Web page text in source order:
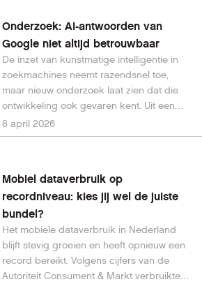
Onderzoek: AI-antwoorden van
Google niet altijd betrouwbaar
De inzet van kunstmatige intelligentie in
zoekmachines neemt razendsnel toe,
maar nieuw onderzoek laat zien dat die
ontwikkeling ook gevaren kent. Uit een
analyse van AI-bedrijf Oumi blijkt dat
ongeveer 10 procent van de automatische
relatief klein percentage, maar gezien de
enorme schaal waarop zoekmachines
worden gebruikt, gaat het om een
aanzienlijk aantal fouten.
8 april 2026
Mobiel dataverbruik op
recordniveau: kies jij wel de juiste
bundel?
Het mobiele dataverbruik in Nederland
blijft stevig groeien en heeft opnieuw een
record bereikt. Volgens cijfers van de
Autoriteit Consument & Markt verbruikten